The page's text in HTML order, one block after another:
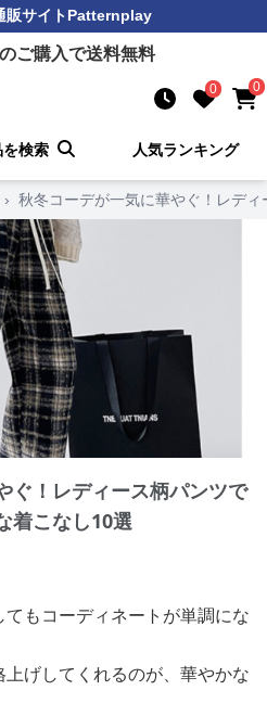
販サイトPatternplay
ご購入で送料無料
0 0
を検索 人気ランキング
› 秋冬コーデが一気に華やぐ！レデ
ぐ！レディース柄パンツで
着こなし10選
もコーディネートが単調にな
げしてくれるのが、華やかな